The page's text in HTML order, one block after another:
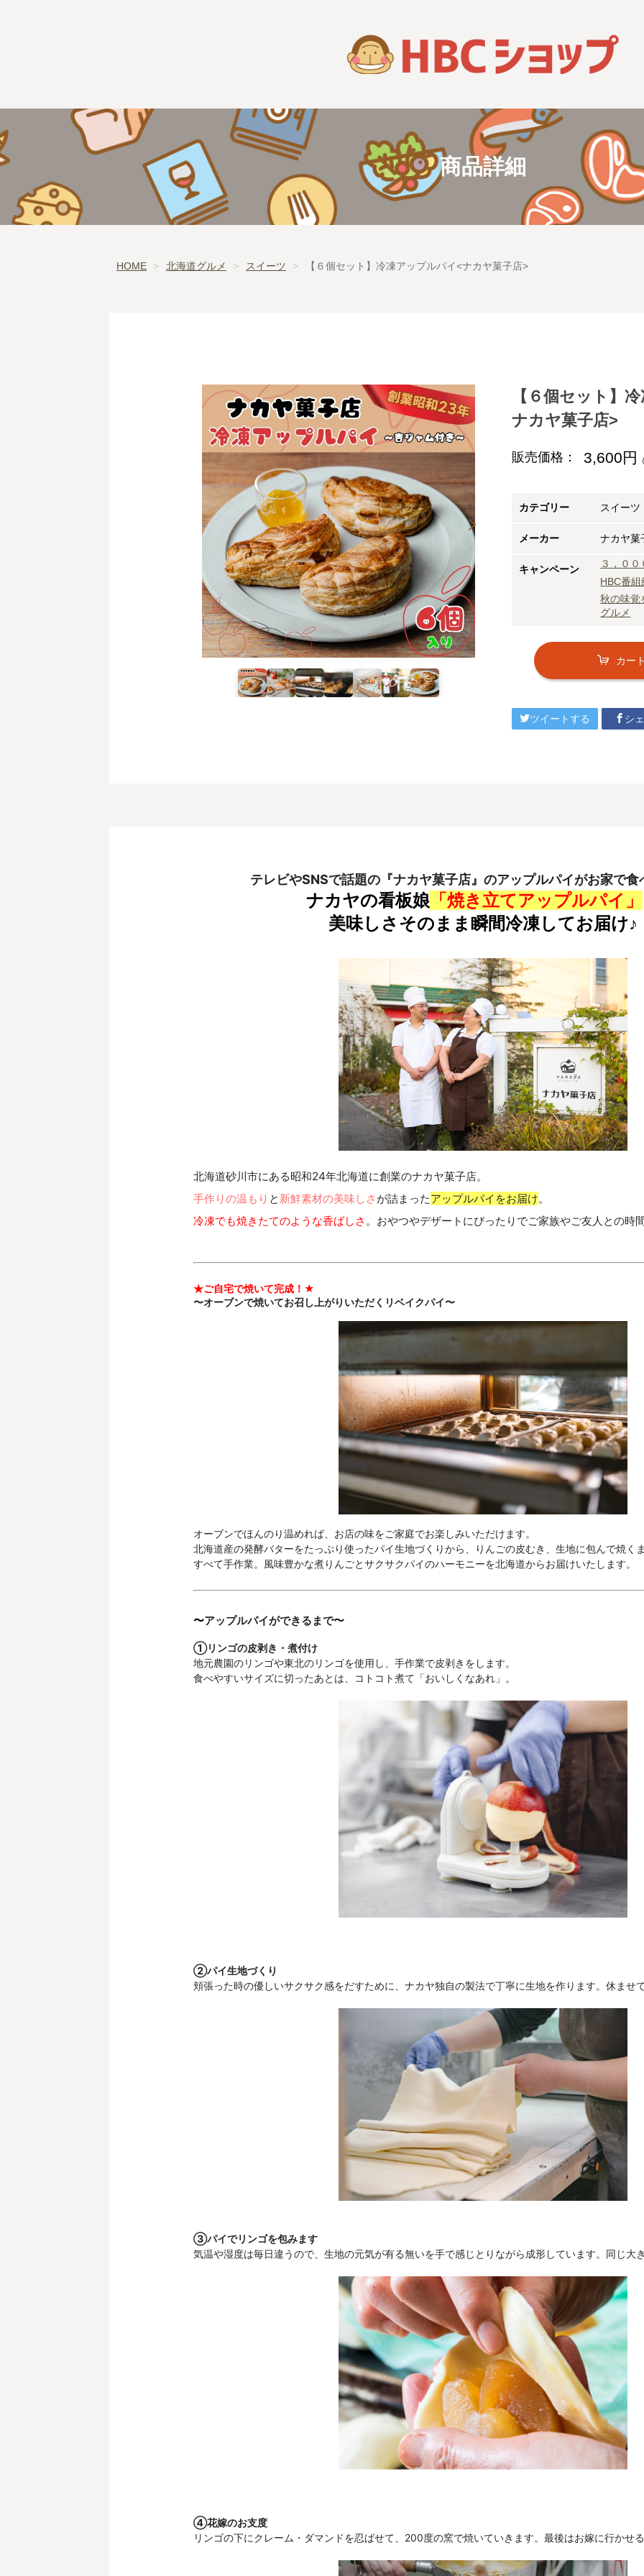
商品詳細
HOME 北海道グルメ スイーツ 【６個セット】冷凍アップルパイ<ナカヤ菓子店>
【６個セット】
ナカヤ菓子店>
販売価格： 3,600円
カテゴリー スイーツ
メーカー ナカヤ菓
キャンペーン
３，０
HBC番
秋の味
グルメ
カー
ツイートする シ
テレビやSNSで話題の『ナカヤ菓子店』のアップルパイがお家で食
ナカヤの看板娘「焼き立てアップルパイ」
美味しさそのまま瞬間冷凍してお届け♪
手作りの温もり と 新鮮素材の美味しさ が詰まったアップルパイをお届け。
冷凍でも焼きたてのような香ばしさ 。おやつやデザートにぴったりでご家族やご友人との時
★ご自宅で焼いて完成！★
〜オーブンで焼いてお召し上がりいただくリベイクパイ〜
オーブンでほんのり温めれば、お店の味をご家庭でお楽しみいただけます。
北海道産の発酵バターをたっぷり使ったパイ生地づくりから、りんごの皮むき、生地に包んで焼く
〜アップルパイができるまで〜
①リンゴの皮剥き・煮付け
地元農園のリンゴや東北のリンゴを使用し、手作業で皮剥きをします。
食べやすいサイズに切ったあとは、コトコト煮て「おいしくなあれ」。
②パイ生地づくり
頬張った時の優しいサクサク感をだすために、ナカヤ独自の製法で丁寧に生地を作ります。休ませ
③パイでリンゴを包みます
気温や湿度は毎日違うので、生地の元気が有る無いを手で感じとりながら成形しています。同じ大
④花嫁のお支度
リンゴの下にクレーム・ダマンドを忍ばせて、200度の窯で焼いていきます。最後はお嫁に行かせ